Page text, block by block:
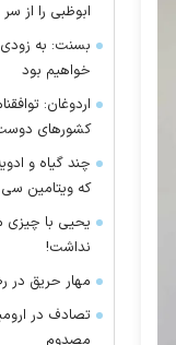
ابوظبی را از
بسنت: به زودی
خواهیم بود
اردوغان:
کشور‌های
چند گیاه و
که ویتامین سی
یحیی با چیزی
نداشت!
مهار حریق در
مصدوم